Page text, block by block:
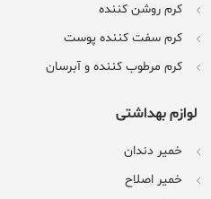
کرم روشن کننده
کرم سفت کننده پوست
کرم مرطوب کننده و آبرسان
لوازم بهداشتی
خمیر دندان
خمیر اصلاح